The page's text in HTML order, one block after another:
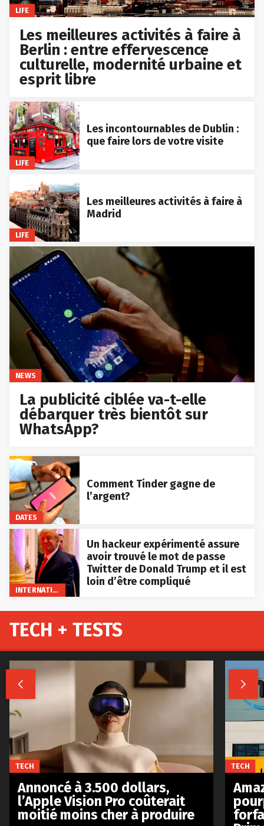
LIFE
Les meilleures activités à faire à
Berlin : entre effervescence
culturelle, modernité urbaine et
esprit libre
LIFE
Les incontournables de Dublin :
que faire lors de votre visite
LIFE
Les meilleures activités à faire à
Madrid
NEWS
La publicité ciblée va-t-elle
débarquer très bientôt sur
WhatsApp?
DATES
Comment Tinder gagne de
l’argent?
INTERNATIONAL
Un hackeur expérimenté assure
avoir trouvé le mot de passe
Twitter de Donald Trump et il est
loin d’être compliqué
TECH + TESTS
 
TECH
Annoncé à 3.500 dollars,
l’Apple Vision Pro coûterait
moitié moins cher à produire
TECH